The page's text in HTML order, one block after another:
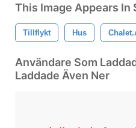
This Image Appears In
Tillflykt Hus
Användare Som
Laddade Även Ner